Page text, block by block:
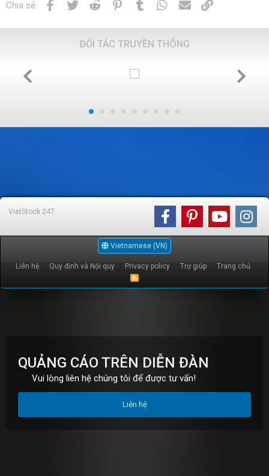
Chia sẻ: Facebook
Twitter Reddit PinterestTumblr WhatsApp
Email
ĐỐI TÁC TRUYỀN THÔNG
VietStock 247
Vietnamese (VN)
Liên hệ Quy định và Nội quy Privacy policy Trợ giúp Trang chủ
R
QUẢNG CÁO TRÊN DIỄN ĐÀN
Vui lòng liên hệ chúng tôi để được tư vấn!
Liên hệ